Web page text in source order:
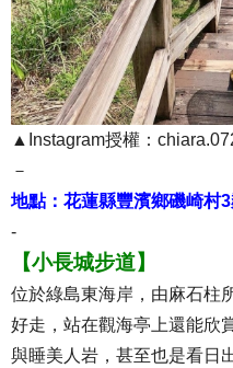
▲Instagram授權：
－
地點：花蓮縣豐濱鄉磯崎村
-
【小長城步道】
位於綠島東海岸，由麻石柱
好走，站在觀海亭上還能欣
與睡美人岩，甚至也是看日